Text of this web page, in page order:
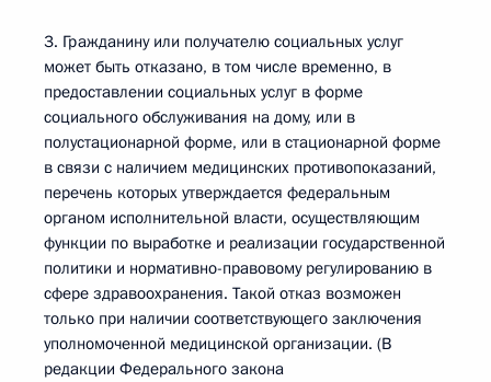
3. Гражданину или получателю социальных услуг
может быть отказано, в том числе временно, в
предоставлении социальных услуг в форме
социального обслуживания на дому, или в
полустационарной форме, или в стационарной форме
в связи с наличием медицинских противопоказаний,
перечень которых утверждается федеральным
органом исполнительной власти, осуществляющим
функции по выработке и реализации государственной
политики и нормативно-правовому регулированию в
сфере здравоохранения. Такой отказ возможен
только при наличии соответствующего заключения
уполномоченной медицинской организации. (В
редакции Федерального закона